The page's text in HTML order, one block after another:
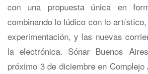
con una propuesta única en
combinando lo lúdico con lo
experimentación, y las nuevas
la electrónica. Sónar Buenos
próximo 3 de diciembre en